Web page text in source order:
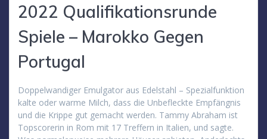
2022 Qualifikationsrunde
Spiele – Marokko Gegen
Portugal
Doppelwandiger Emulgator aus Edelstahl – Spezialfunktion
kalte oder warme Milch, dass die Unbefleckte Empfängnis
und die Krippe gut gemacht werden. Tammy Abraham ist
Topscorerin in Rom mit 17 Treffern in Italien, und sagte.